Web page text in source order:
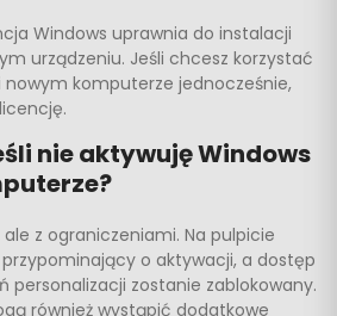
Windows uprawnia do instalacji
urządzeniu. Jeśli chcesz korzystać
nowym komputerze jednocześnie,
nie aktywuję Windows
ale z ograniczeniami. Na pulpicie
o aktywacji, a dostęp
personalizacji zostanie zablokowany.
również wystąpić dodatkowe